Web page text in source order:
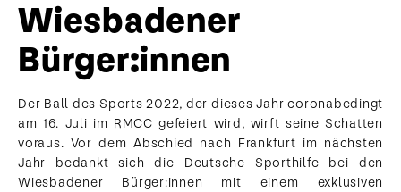
Wiesbadener
Bürger:innen
Der Ball des Sports 2022, der dieses Jahr coronabedingt
am 16. Juli im RMCC gefeiert wird, wirft seine Schatten
voraus. Vor dem Abschied nach Frankfurt im nächsten
Jahr bedankt sich die Deutsche Sporthilfe bei den
Wiesbadener Bürger:innen mit einem exklusiven